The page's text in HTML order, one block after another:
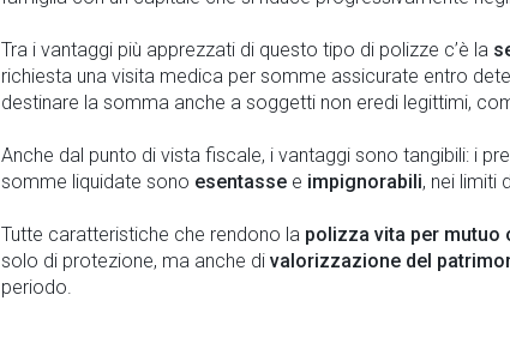
Tra i vantaggi più apprezzati di questo tipo di polizze c’è la
richiesta una visita medica per somme assicurate entro
destinare la somma anche a soggetti non eredi legittimi,
Anche dal punto di vista fiscale, i vantaggi sono tangibili: i
somme liquidate sono esentasse e impignorabili, nei limiti
Tutte caratteristiche che rendono la polizza vita per mutuo
solo di protezione, ma anche di valorizzazione del
periodo.